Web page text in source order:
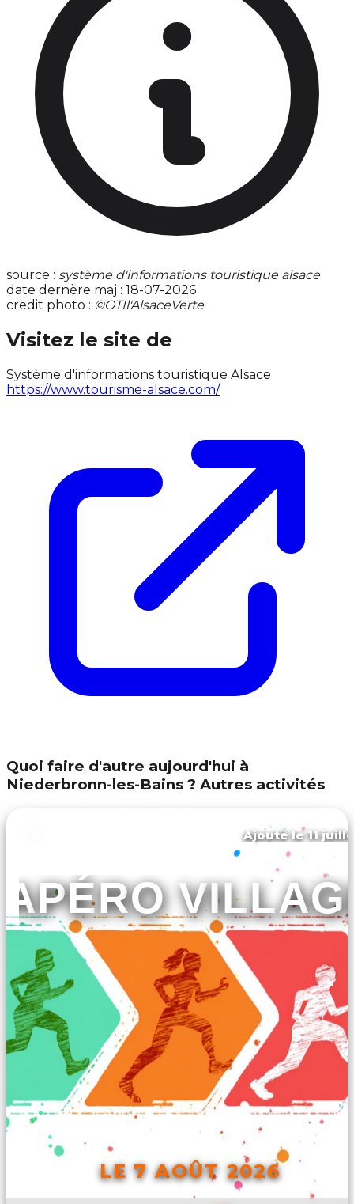
source : système d'informations touristique alsace
date dernère maj : 18-07-2026
credit photo : ©OTIl'AlsaceVerte
Visitez le site de
Système d'informations touristique Alsace
https://www.tourisme-alsace.com/
Quoi faire d'autre aujourd'hui à
Niederbronn-les-Bains ? Autres activités
Ajouté le 11
APÉRO
LE 7 AOÛT 2026